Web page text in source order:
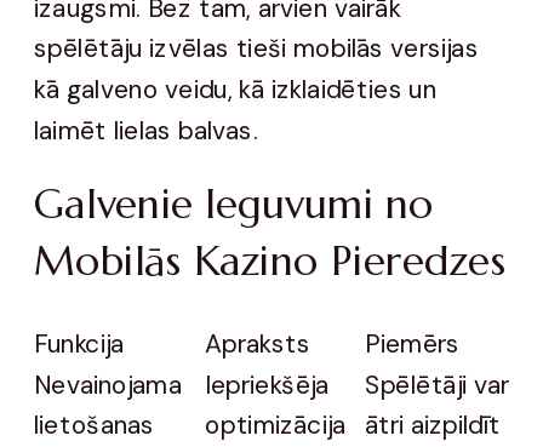
izaugsmi. Bez tam, arvien vairāk
spēlētāju izvēlas tieši mobilās versijas
kā galveno veidu, kā izklaidēties un
laimēt lielas balvas.
Galvenie Ieguvumi no
Mobilās Kazino Pieredzes
Funkcija Apraksts
Piemērs
Nevainojama
lietošanas
Iepriekšēja
optimizācija
Spēlētāji var
ātri aizpildīt